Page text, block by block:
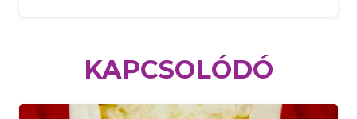
KAPCSOLÓDÓ